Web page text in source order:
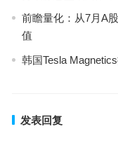
前瞻量化：从7月A
值
韩国Tesla
发表回复